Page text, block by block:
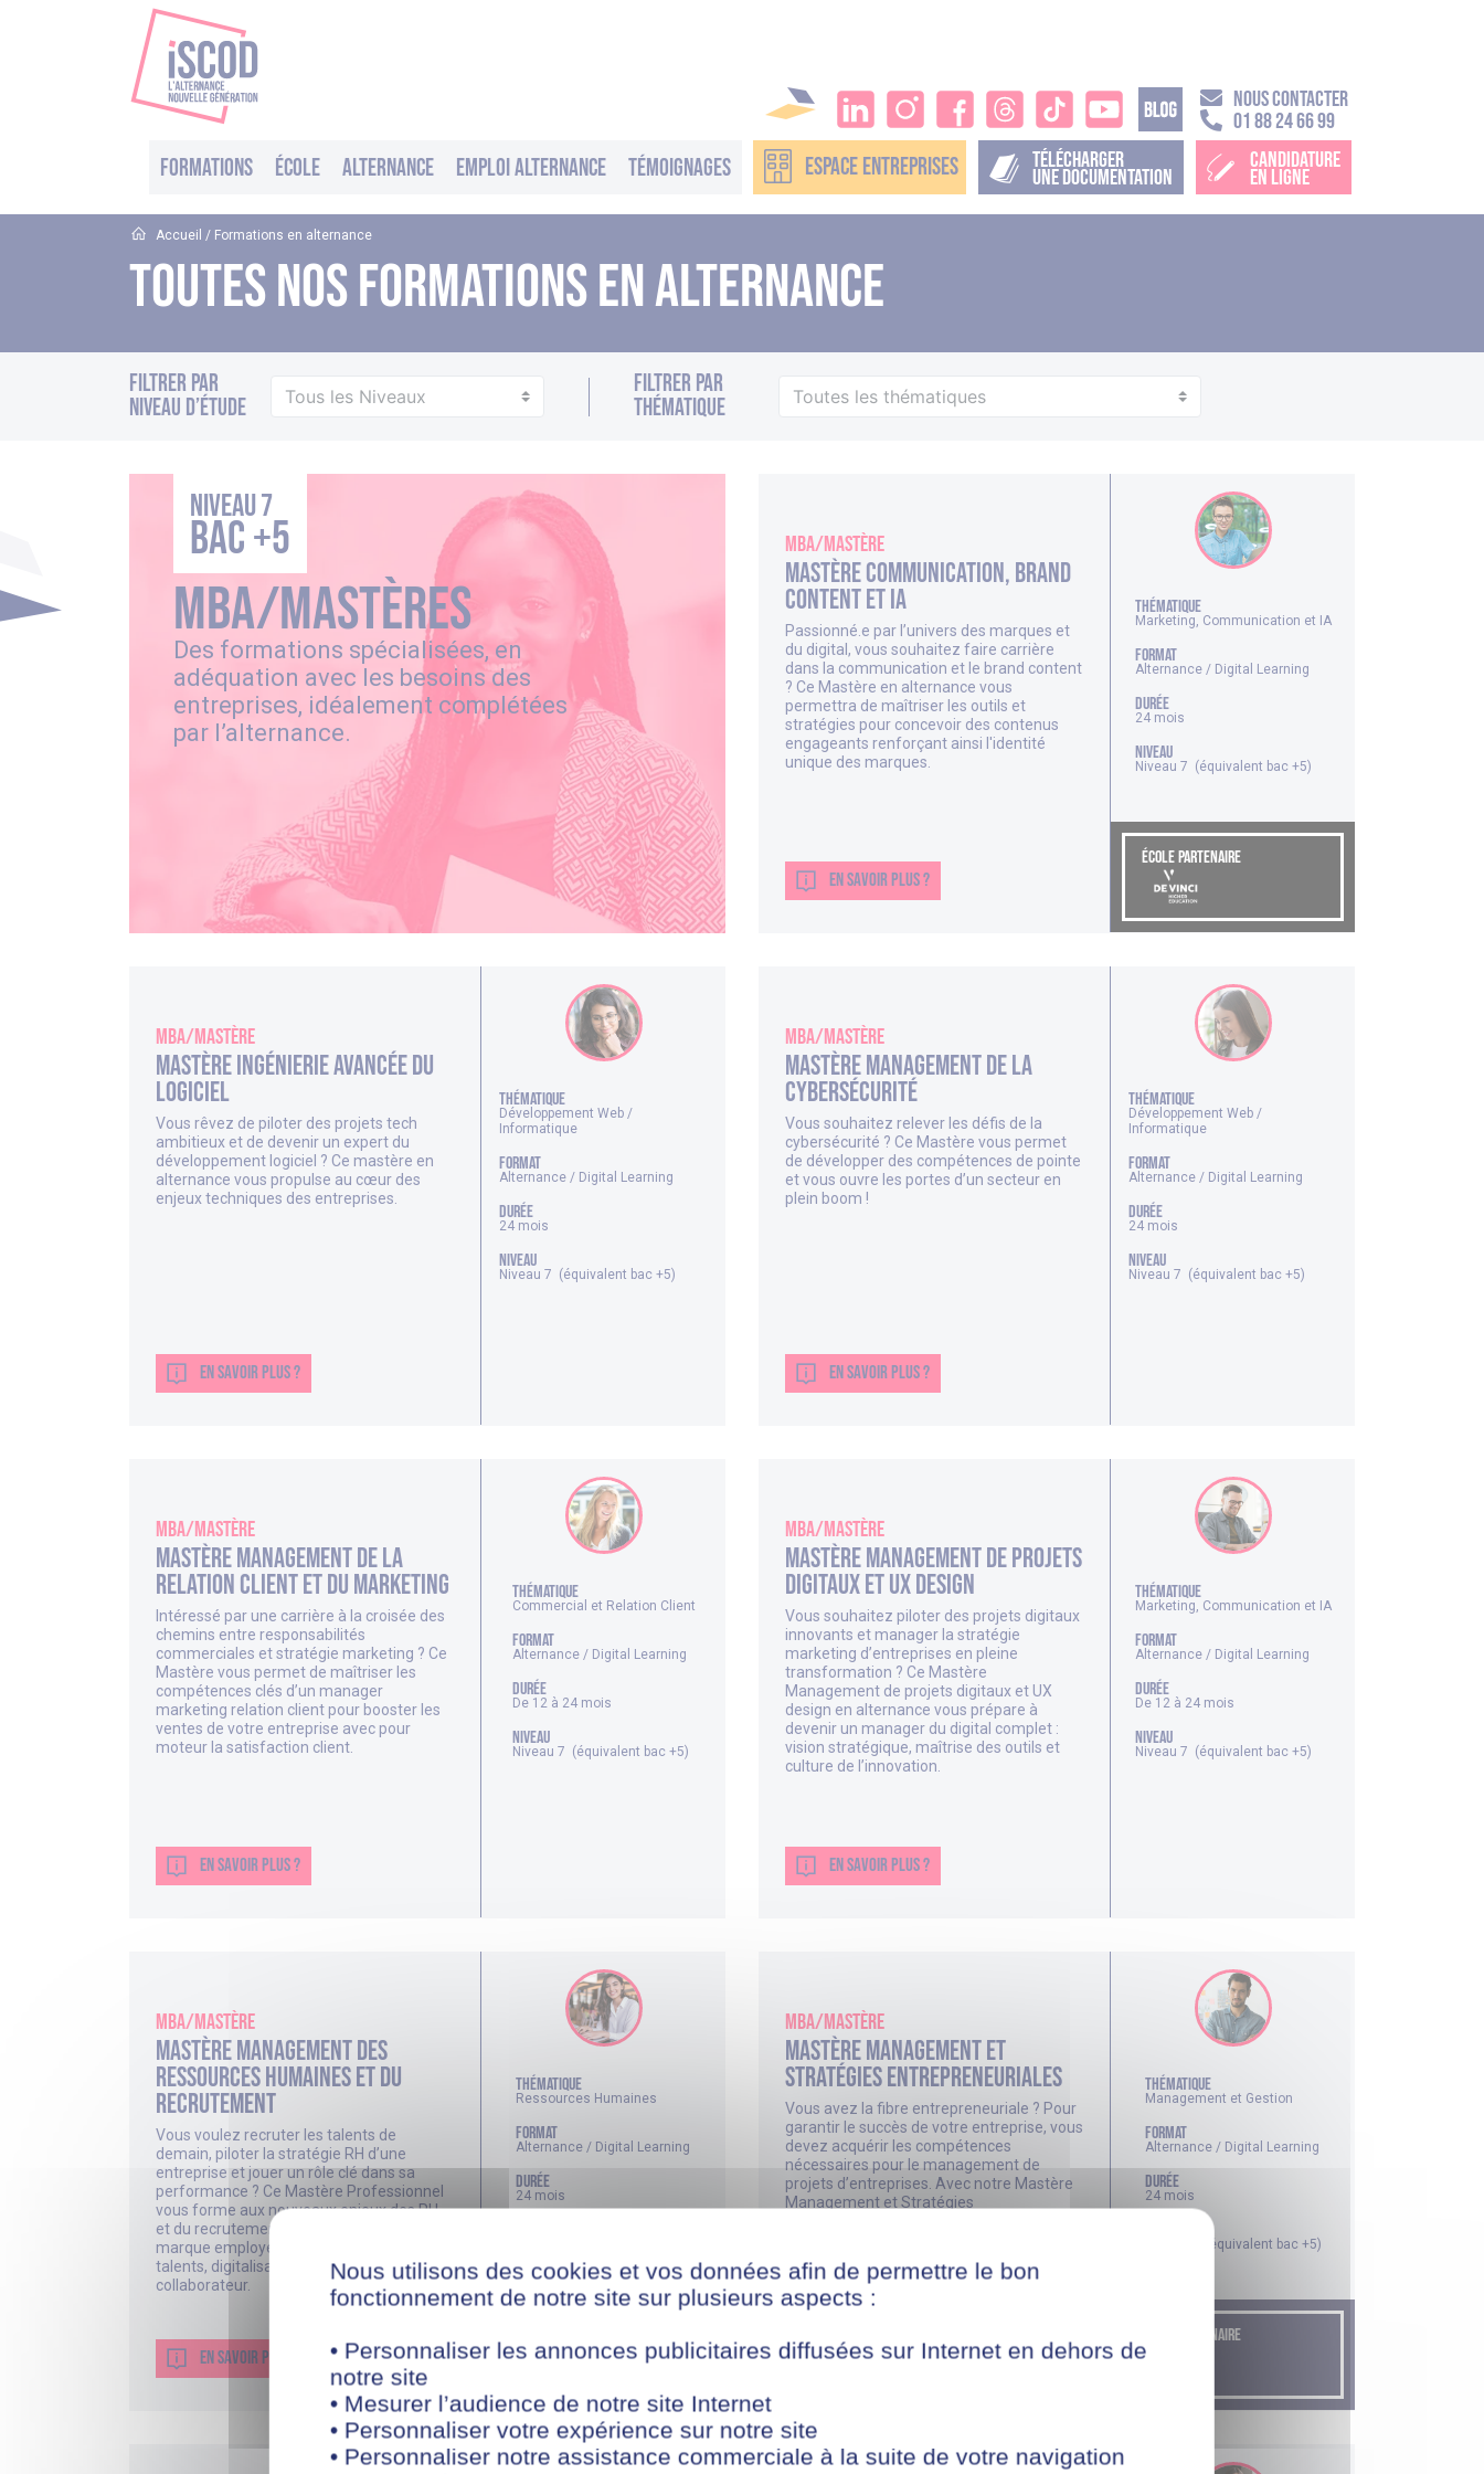
NOUS CONTACTER
01 88 24 66 99
Formations École Alternance Emploi alternance Témoignages ESPACEENTREPRISES TÉLÉCHARGER
UNE DOCUMENTATION
CANDIDATURE
EN LIGNE
Accueil / Formations en alternance
TOUTES NOS FORMATIONS EN ALTERNANCE
Filtrer par
niveau d’étude
Filtrer par
thématique
Niveau 7
BAC +5
MBA/Mastères
Des formations spécialisées, en
adéquation avec les besoins des
entreprises, idéalement complétées
par l’alternance.
MBA/Mastère
Mastère Communication, Brand
Content et IA
Passionné.e par l’univers des marques et
du digital, vous souhaitez faire carrière
dans la communication et le brand content
? Ce Mastère en alternance vous
permettra de maîtriser les outils et
stratégies pour concevoir des contenus
engageants renforçant ainsi l'identité
unique des marques.
EN SAVOIR PLUS ?
thématique
Marketing, Communication et IA
FORMAT
Alternance / Digital Learning
DURÉE
24 mois
NIVEAU
Niveau 7 (équivalent bac +5)
ÉCOLE PARTENAIRE
MBA/Mastère
Mastère Ingénierie Avancée du
Logiciel
Vous rêvez de piloter des projets tech
ambitieux et de devenir un expert du
développement logiciel ? Ce mastère en
alternance vous propulse au cœur des
enjeux techniques des entreprises.
EN SAVOIR PLUS ?
thématique
Développement Web /
Informatique
FORMAT
Alternance / Digital Learning
DURÉE
24 mois
NIVEAU
Niveau 7 (équivalent bac +5)
MBA/Mastère
Mastère Management de la
Cybersécurité
Vous souhaitez relever les défis de la
cybersécurité ? Ce Mastère vous permet
de développer des compétences de pointe
et vous ouvre les portes d’un secteur en
plein boom !
EN SAVOIR PLUS ?
thématique
Développement Web /
Informatique
FORMAT
Alternance / Digital Learning
DURÉE
24 mois
NIVEAU
Niveau 7 (équivalent bac +5)
MBA/Mastère
Mastère Management de la
relation client et du marketing
Intéressé par une carrière à la croisée des
chemins entre responsabilités
commerciales et stratégie marketing ? Ce
Mastère vous permet de maîtriser les
compétences clés d’un manager
marketing relation client pour booster les
ventes de votre entreprise avec pour
moteur la satisfaction client.
EN SAVOIR PLUS ?
thématique
Commercial et Relation Client
FORMAT
Alternance / Digital Learning
DURÉE
De 12 à 24 mois
NIVEAU
Niveau 7 (équivalent bac +5)
MBA/Mastère
Mastère Management de projets
digitaux et UX design
Vous souhaitez piloter des projets digitaux
innovants et manager la stratégie
marketing d’entreprises en pleine
transformation ? Ce Mastère
Management de projets digitaux et UX
design en alternance vous prépare à
devenir un manager du digital complet :
vision stratégique, maîtrise des outils et
culture de l’innovation.
EN SAVOIR PLUS ?
thématique
Marketing, Communication et IA
FORMAT
Alternance / Digital Learning
DURÉE
De 12 à 24 mois
NIVEAU
Niveau 7 (équivalent bac +5)
MBA/Mastère
Mastère Management des
Ressources Humaines et du
Recrutement
Vous voulez recruter les talents de
demain, piloter la stratégie RH d’une
entreprise et jouer un rôle clé dans sa
performance ? Ce Mastère Professionnel
vous forme aux nouveaux enjeux des RH
et du recrutement : talent acquisition,
marque employeur, management des
talents, digitalisation et expérience
collaborateur.
EN SAVOIR PLUS ?
thématique
Ressources Humaines
FORMAT
Alternance / Digital Learning
DURÉE
24 mois
MBA/Mastère
Mastère Management et
Stratégies Entrepreneuriales
Vous avez la fibre entrepreneuriale ? Pour
garantir le succès de votre entreprise, vous
devez acquérir les compétences
nécessaires pour le management de
projets d’entreprises. Avec notre Mastère
Management et Stratégies
de communication n’auront plus aucun
secret pour vous !
EN SAVOIR PLUS ?
thématique
Management et Gestion
FORMAT
Alternance / Digital Learning
DURÉE
24 mois
Niveau 7 (équivalent bac +5)
ÉCOLE PARTENAIRE
Nous utilisons des cookies et vos données afin de permettre le bon
fonctionnement de notre site sur plusieurs aspects :
• Personnaliser les annonces publicitaires diffusées sur Internet en dehors de
notre site
• Mesurer l’audience de notre site Internet
• Personnaliser votre expérience sur notre site
• Personnaliser notre assistance commerciale à la suite de votre navigation